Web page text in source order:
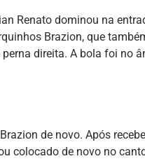
Renato dominou na
Brazion, que
direita. A bola foi no
de novo. Após
colocado de novo no